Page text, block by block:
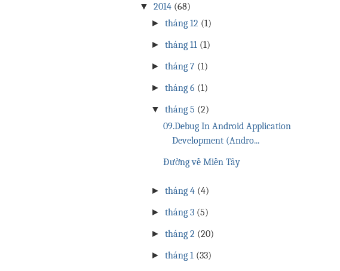
▼ 2014 (68)
►tháng 12 (1)
►tháng 11 (1)
►tháng 7 (1)
►tháng 6 (1)
▼ tháng 5 (2)
09.Debug In Android Application
Development (Andro...
Đường về Miền Tây
►tháng 4 (4)
►tháng 3 (5)
►tháng 2 (20)
►tháng 1 (33)